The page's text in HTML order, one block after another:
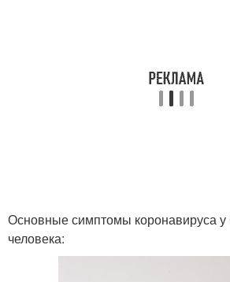
Основные симптомы коронавируса у
человека: